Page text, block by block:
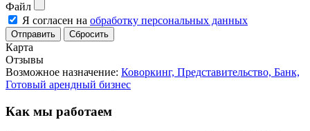
Файл
Я согласен на обработку персональных данных
Сбросить
Карта
Отзывы
Возможное назначение: Коворкинг, Представительство, Банк,
Готовый арендный бизнес
Как мы работаем